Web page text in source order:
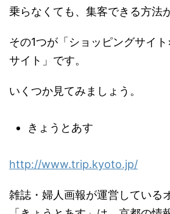
乗らなくても、集客できる方法
その1つが「ショッピングサイ
サイト」です。
いくつか見てみましょう。
きょうとあす
http://www.trip.kyoto.jp/
雑誌・婦人画報が運営している